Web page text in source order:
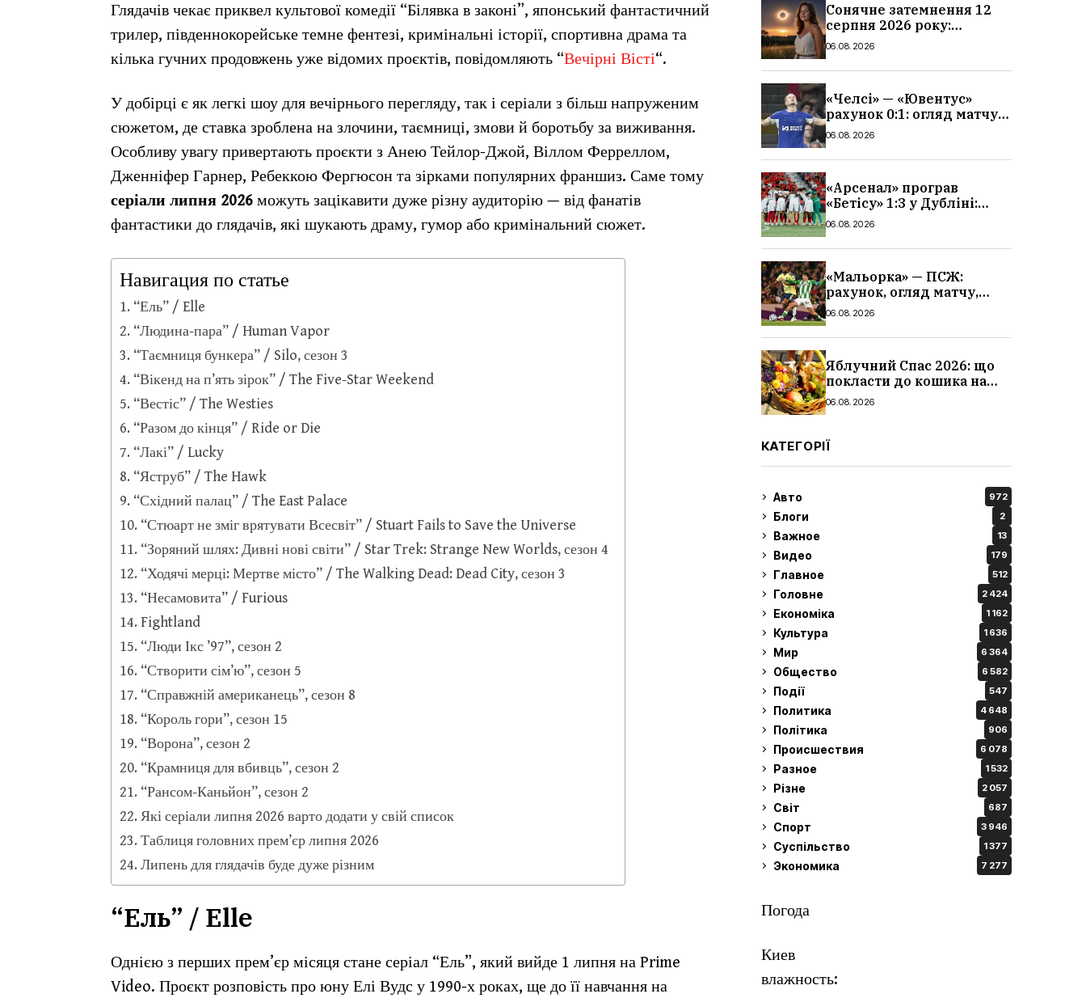
Глядачів чекає приквел культової комедії “Білявка в законі”, японський фантастичний
трилер, південнокорейське темне фентезі, кримінальні історії, спортивна драма та
кілька гучних продовжень уже відомих проєктів, повідомляють “Вечірні Вісті“.
У добірці є як легкі шоу для вечірнього перегляду, так і серіали з більш напруженим
сюжетом, де ставка зроблена на злочини, таємниці, змови й боротьбу за виживання.
Особливу увагу привертають проєкти з Анею Тейлор-Джой, Віллом Ферреллом,
Дженніфер Гарнер, Ребеккою Фергюсон та зірками популярних франшиз. Саме тому
серіали липня 2026 можуть зацікавити дуже різну аудиторію — від фанатів
фантастики до глядачів, які шукають драму, гумор або кримінальний сюжет.
Навигация по статье
“Ель” / Elle
“Людина-пара” / Human Vapor
“Таємниця бункера” / Silo, сезон 3
“Вікенд на п’ять зірок” / The Five-Star Weekend
“Вестіс” / The Westies
“Разом до кінця” / Ride or Die
“Лакі” / Lucky
“Яструб” / The Hawk
“Східний палац” / The East Palace
“Стюарт не зміг врятувати Всесвіт” / Stuart Fails to Save the Universe
“Зоряний шлях: Дивні нові світи” / Star Trek: Strange New Worlds, сезон 4
“Ходячі мерці: Мертве місто” / The Walking Dead: Dead City, сезон 3
“Несамовита” / Furious
Fightland
“Люди Ікс ’97”, сезон 2
“Створити сім’ю”, сезон 5
“Справжній американець”, сезон 8
“Король гори”, сезон 15
“Ворона”, сезон 2
“Крамниця для вбивць”, сезон 2
“Рансом-Каньйон”, сезон 2
Які серіали липня 2026 варто додати у свій список
Таблиця головних прем’єр липня 2026
Липень для глядачів буде дуже різним
“Ель” / Elle
Однією з перших прем’єр місяця стане серіал “Ель”, який вийде 1 липня на Prime
Video. Проєкт розповість про юну Елі Вудс у 1990-х роках, ще до її навчання на
Сонячне затемнення 12
серпня 2026 року:
гороскоп, кому із знаків
06.08.2026
«Челсі» — «Ювентус»
рахунок 0:1: огляд матчу
та вихід Мудрика
06.08.2026
«Арсенал» програв
«Бетісу» 1:3 у Дубліні:
огляд матчу та всі голи
06.08.2026
«Мальорка» — ПСЖ:
рахунок, огляд матчу,
голи та склад парижан
06.08.2026
Яблучний Спас 2026: що
покласти до кошика на
освячення, які фрукти,
06.08.2026
КАТЕГОРІЇ
Авто 972
Блоги 2
Важное 13
Видео 179
Главное 512
Головне 2 424
Економіка 1 162
Культура 1 636
Мир 6 364
Общество 6 582
Події 547
Политика 4 648
Політика 906
Происшествия 6 078
Разное 1 532
Різне 2 057
Світ 687
Спорт 3 946
Суспільство 1 377
Экономика 7 277
Погода
Киев
влажность: